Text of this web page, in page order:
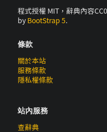
程式授權 MIT，辭典內容
by BootStrap 5.
條款
關於本站
服務條款
隱私權條款
站內服務
查辭典